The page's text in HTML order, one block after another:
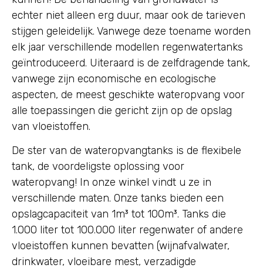
echter niet alleen erg duur, maar ook de tarieven
stijgen geleidelijk. Vanwege deze toename worden
elk jaar verschillende modellen regenwatertanks
geïntroduceerd. Uiteraard is de zelfdragende tank,
vanwege zijn economische en ecologische
aspecten, de meest geschikte wateropvang voor
alle toepassingen die gericht zijn op de opslag
van vloeistoffen.
De ster van de wateropvangtanks is de flexibele
tank, de voordeligste oplossing voor
wateropvang! In onze winkel vindt u ze in
verschillende maten. Onze tanks bieden een
opslagcapaciteit van 1m³ tot 100m³. Tanks die
1.000 liter tot 100.000 liter regenwater of andere
vloeistoffen kunnen bevatten (wijnafvalwater,
drinkwater, vloeibare mest, verzadigde